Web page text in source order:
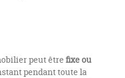
peut être fixe ou
pendant toute la